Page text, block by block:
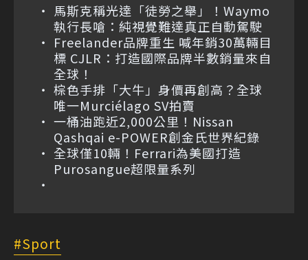
馬斯克稱光達「徒勞之舉」！Waymo
執行長嗆：純視覺難達真正自動駕駛
Freelander品牌重生 喊年銷30萬輛目
標 CJLR：打造國際品牌半數銷量來自
全球！
棕色手排「大牛」身價再創高？全球
唯一Murciélago SV拍賣
一桶油跑近2,000公里！Nissan
Qashqai e-POWER創金氏世界紀錄
全球僅10輛！Ferrari為美國打造
Purosangue超限量系列
Sport